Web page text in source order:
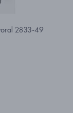
2833-49